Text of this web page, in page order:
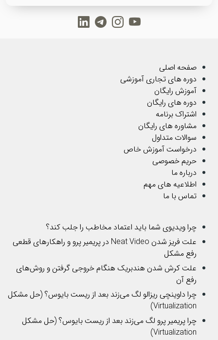
صفحه اصلی
دوره های تجاری آموزشی
آموزش رایگان
دوره های رایگان
اشتراک برنامه
مشاوره های رایگان
سوالات متداول
درخواست آموزش خاص
حریم خصوصی
درباره ما
اطلاعیه های مهم
تماس با ما
چرا ویدیوی شما باید اعتماد مخاطب را جلب کند؟
علت فریز شدن Neat Video در پریمیر پرو و راهکارهای قطعی
رفع مشکل
علت کرش شدن هندبریک هنگام خروجی گرفتن و روش‌های
رفع آن
چرا داوینچی ریزالو لگ می‌زند بعد از ریست بایوس؟ (حل مشکل
Virtualization)
چرا پریمیر پرو لگ می‌زند بعد از ریست بایوس؟ (حل مشکل
Virtualization)